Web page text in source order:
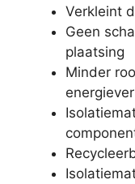
Verkleint
Geen
plaatsing
Minder